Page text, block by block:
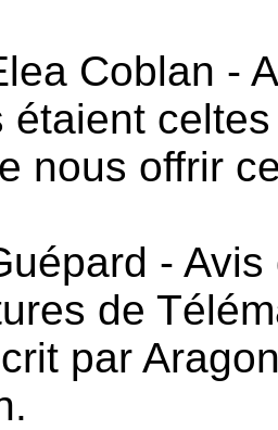
Coblan -
étaient
nous offrir
-
de
par